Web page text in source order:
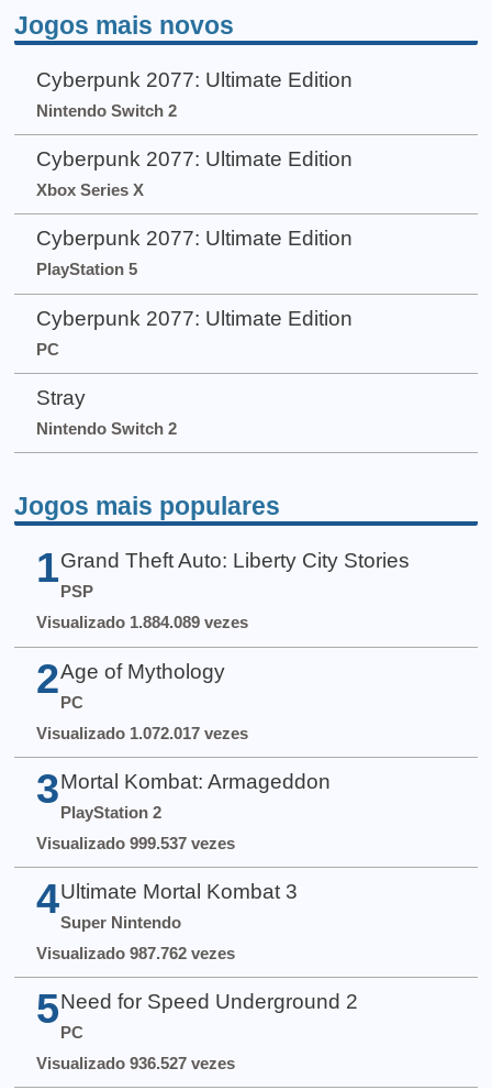
Jogos mais novos
Cyberpunk 2077: Ultimate Edition
Nintendo Switch 2
Cyberpunk 2077: Ultimate Edition
Xbox Series X
Cyberpunk 2077: Ultimate Edition
PlayStation 5
Cyberpunk 2077: Ultimate Edition
PC
Stray
Nintendo Switch 2
Jogos mais populares
1 Grand Theft Auto: Liberty City Stories
PSP
Visualizado 1.884.089 vezes
2 Age of Mythology
PC
Visualizado 1.072.017 vezes
3 Mortal Kombat: Armageddon
PlayStation 2
Visualizado 999.537 vezes
4 Ultimate Mortal Kombat 3
Super Nintendo
Visualizado 987.762 vezes
5 Need for Speed Underground 2
PC
Visualizado 936.527 vezes